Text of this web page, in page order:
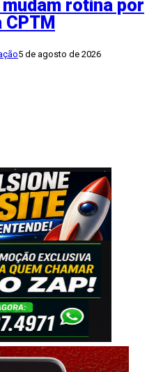
rotina por
CPTM
5 de agosto de 2026